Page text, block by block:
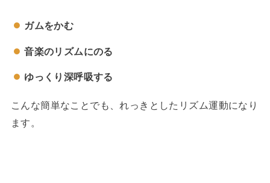
ガムをかむ
音楽のリズムにのる
ゆっくり深呼吸する
こんな簡単なことでも、れっきとしたリズム運動になり
ます。